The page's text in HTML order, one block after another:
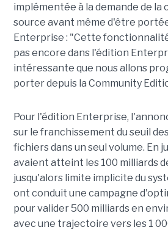
implémentée à la demande de la
source avant même d'être
Enterprise : "Cette
pas encore dans l'édition
intéressante que nous allons
porter depuis la Community
Pour l'édition Enterprise,
sur le franchissement du seuil
fichiers dans un seul volume. En
avaient atteint les 100 milliards
jusqu'alors limite implicite du
ont conduit une campagne
pour valider 500 milliards en
avec une trajectoire vers les 1